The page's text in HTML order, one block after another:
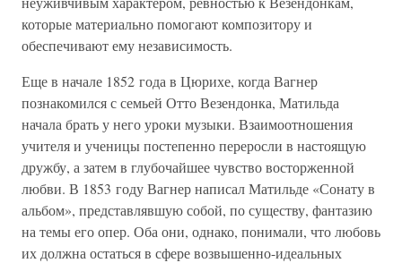
которые материально помогают композитору и
обеспечивают ему независимость.
Еще в начале 1852 года в Цюрихе, когда Вагнер
познакомился с семьей Отто Везендонка, Матильда
начала брать у него уроки музыки. Взаимоотношения
учителя и ученицы постепенно переросли в настоящую
дружбу, а затем в глубочайшее чувство восторженной
любви. В 1853 году Вагнер написал Матильде «Сонату в
альбом», представлявшую собой, по существу, фантазию
на темы его опер. Оба они, однако, понимали, что любовь
их должна остаться в сфере возвышенно-идеальных